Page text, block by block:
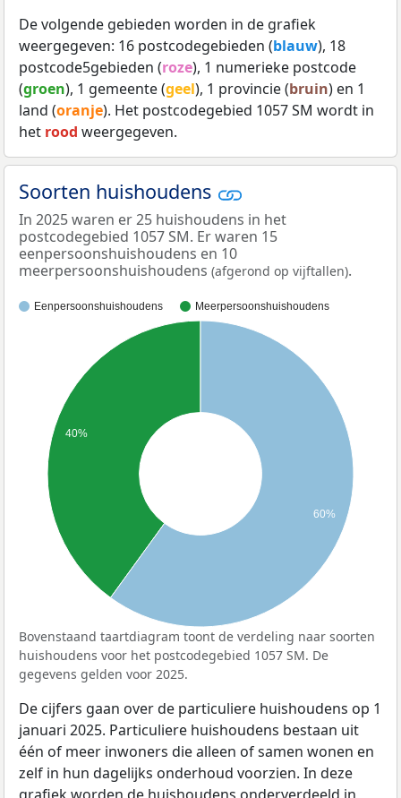
De volgende gebieden worden in de grafiek
weergegeven: 16 postcodegebieden (blauw), 18
postcode5gebieden (roze), 1 numerieke postcode
(groen), 1 gemeente (geel), 1 provincie (bruin) en 1
land (oranje). Het postcodegebied 1057 SM wordt in
het rood weergegeven.
Soorten huishoudens
In 2025 waren er 25 huishoudens in het
postcodegebied 1057 SM. Er waren 15
eenpersoonshuishoudens en 10
meerpersoonshuishoudens (afgerond op vijftallen).
Eenpersoonshuishoudens Meerpersoonshuishoudens
40%
60%
Bovenstaand taartdiagram toont de verdeling naar soorten
huishoudens voor het postcodegebied 1057 SM. De
gegevens gelden voor 2025.
De cijfers gaan over de particuliere huishoudens op 1
januari 2025. Particuliere huishoudens bestaan uit
één of meer inwoners die alleen of samen wonen en
zelf in hun dagelijks onderhoud voorzien. In deze